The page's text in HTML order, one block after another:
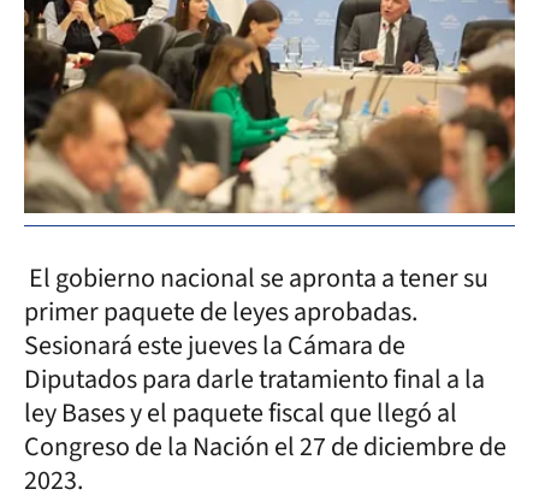
El gobierno nacional se apronta a tener su
primer paquete de leyes aprobadas.
Sesionará este jueves la Cámara de
Diputados para darle tratamiento final a la
ley Bases y el paquete fiscal que llegó al
Congreso de la Nación el 27 de diciembre de
2023.